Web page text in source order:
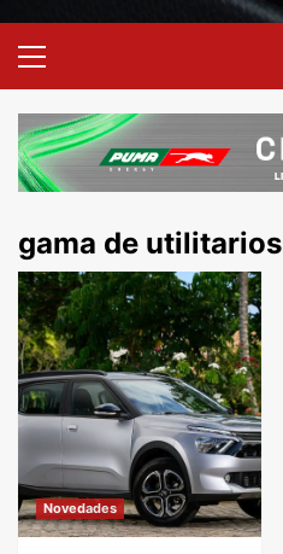
gama de utilitarios
Novedades